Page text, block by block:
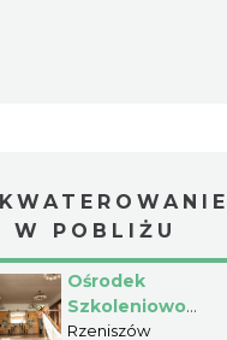
W POBLIŻU
Ośrodek
Szkoleniowo
Wypoczynkowy
Rzeniszów